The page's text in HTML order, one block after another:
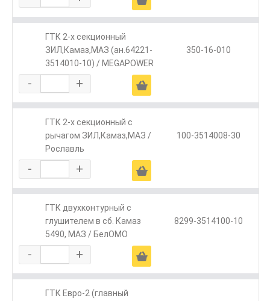
ГТК 2-х секционный
ЗИЛ,Камаз,МАЗ (ан.64221-
3514010-10) / MEGAPOWER
350-16-010
- + Ä
ГТК 2-х секционный с
рычагом ЗИЛ,Камаз,МАЗ /
Рославль
100-3514008-30
- + Ä
ГТК двухконтурный с
глушителем в сб. Камаз
5490, МАЗ / БелОМО
8299-3514100-10
- + Ä
ГТК Евро-2 (главный